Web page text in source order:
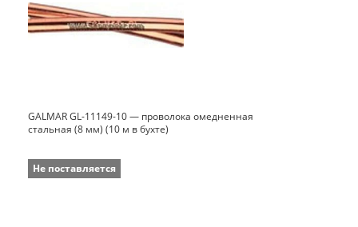
GALMAR GL-11149-10 — проволока омедненная
стальная (8 мм) (10 м в бухте)
Не поставляется